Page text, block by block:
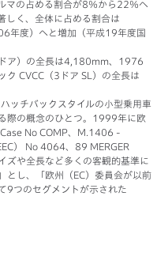
マの占める割合が8％から22％へ
しく、全体に占める割合は
年度）へと増加（平成19年度国
ア）の全長は4,180mm、1976
ク CVCC（3ドア SL）の全長は
ッチバックスタイルの小型乗用車
際の概念のひとつ。1999年に欧
No COMP、M.1406 -
） No 4064、89 MERGER
ズや全長など多くの客観的基準に
とし、「欧州（EC）委員会が以前
9つのセグメントが示された